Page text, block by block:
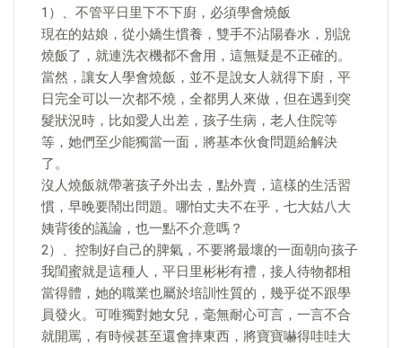
1）、不管平日里下不下廚，必須學會燒飯
現在的姑娘，從小嬌生慣養，雙手不沾陽春水，別說
燒飯了，就連洗衣機都不會用，這無疑是不正確的。
當然，讓女人學會燒飯，並不是說女人就得下廚，平
日完全可以一次都不燒，全都男人來做，但在遇到突
髮狀況時，比如愛人出差，孩子生病，老人住院等
等，她們至少能獨當一面，將基本伙食問題給解決
了。
沒人燒飯就帶著孩子外出去，點外賣，這樣的生活習
慣，早晚要鬧出問題。哪怕丈夫不在乎，七大姑八大
姨背後的議論，也一點不介意嗎？
2）、控制好自己的脾氣，不要將最壞的一面朝向孩子
我閨蜜就是這種人，平日里彬彬有禮，接人待物都相
當得體，她的職業也屬於培訓性質的，幾乎從不跟學
員發火。可唯獨對她女兒，毫無耐心可言，一言不合
就開罵，有時候甚至還會摔東西，將寶寶嚇得哇哇大